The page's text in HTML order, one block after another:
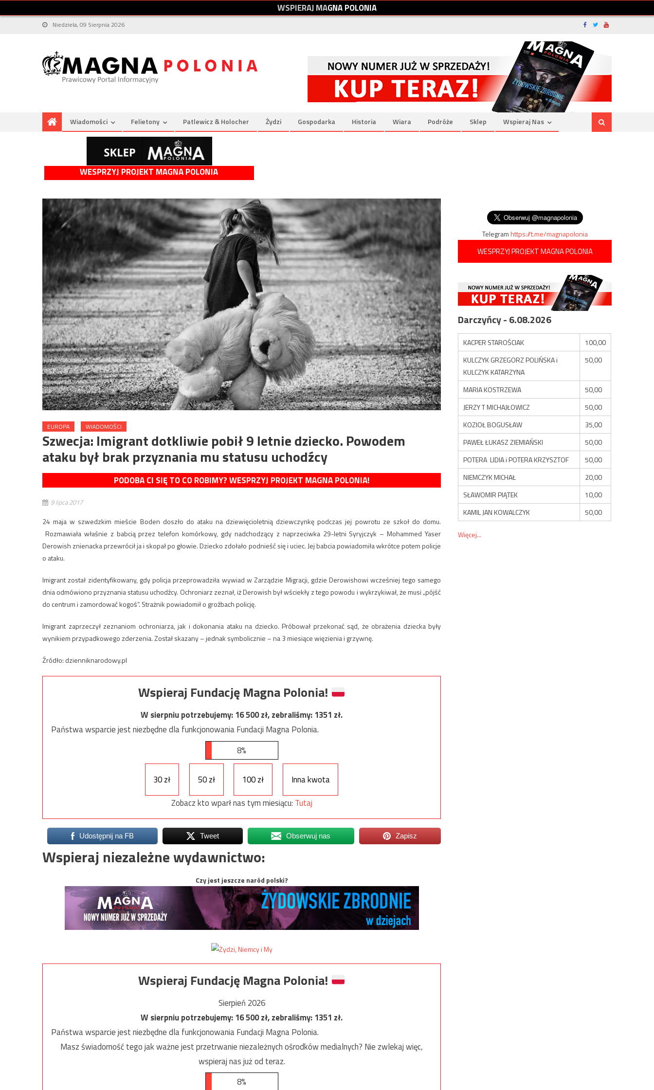
WSPIERAJMAGNAPOLONIA
Niedziela, 09 Sierpnia 2026
Wiadomości Felietony Patlewicz & Holocher Żydzi Gospodarka Historia Wiara Podróże Sklep Wspieraj Nas
WESPRZYJ PROJEKT MAGNA POLONIA
EUROPA WIADOMOŚCI
Szwecja: Imigrant dotkliwie pobił 9 letnie dziecko. Powodem
ataku był brak przyznania mu statusu uchodźcy
PODOBA CI SIĘ TO CO ROBIMY? WESPRZYJ PROJEKT MAGNA POLONIA!
9 lipca 2017
24 maja w szwedzkim mieście Boden doszło do ataku na dziewięcioletnią dziewczynkę podczas jej powrotu ze szkoł do domu.
Rozmawiała właśnie z babcią przez telefon komórkowy, gdy nadchodzący z naprzeciwka 29-letni Syryjczyk – Mohammed Yaser
Derowish znienacka przewrócił ja i skopał po głowie. Dziecko zdołało podnieść się i uciec. Jej babcia powiadomiła wkrótce potem policje
o ataku.
Imigrant został zidentyfikowany, gdy policja przeprowadziła wywiad w Zarządzie Migracji, gdzie Derowishowi wcześniej tego samego
dnia odmówiono przyznania statusu uchodźcy. Ochroniarz zeznał, iż Derowish był wściekły z tego powodu i wykrzykiwał, że musi „pójść
do centrum i zamordować kogoś”. Strażnik powiadomił o groźbach policję.
Imigrant zaprzeczył zeznaniom ochroniarza, jak i dokonania ataku na dziecko. Próbował przekonać sąd, że obrażenia dziecka były
wynikiem przypadkowego zderzenia. Został skazany – jednak symbolicznie – na 3 miesiące więzienia i grzywnę.
Źródło: dzienniknarodowy.pl
Wspieraj Fundację Magna Polonia!
W sierpniu potrzebujemy:16 500zł, zebraliśmy:1351 zł.
Państwa wsparcie jest niezbędne dla funkcjonowania Fundacji Magna Polonia.
8%
30 zł 50 zł 100 zł
Inna kwota
Zobacz kto wparł nas tym miesiącu: Tutaj
Udostępnij na FB Tweet Obserwuj nas Zapisz
Wspieraj niezależne wydawnictwo:
Czy jest jeszcze naród polski?
Wspieraj Fundację Magna Polonia!
Sierpień 2026
W sierpniu potrzebujemy:16 500zł, zebraliśmy:1351 zł.
Państwa wsparcie jest niezbędne dla funkcjonowania Fundacji Magna Polonia.
Masz świadomość tego jak ważne jest przetrwanie niezależnych ośrodków medialnych? Nie zwlekaj więc,
wspieraj nas już od teraz.
8%
Telegramhttps://t.me/magnapolonia
WESPRZYJ PROJEKT MAGNA POLONIA
Darczyńcy - 6.08.2026
KACPER STAROŚCIAK
100,00
KULCZYK GRZEGORZ POLIŃSKA i
KULCZYK KATARZYNA
50,00
MARIA KOSTRZEWA
50,00
JERZY T MICHAJŁOWICZ
50,00
KOZIOŁ BOGUSŁAW
35,00
PAWEŁ ŁUKASZ ZIEMIAŃSKI
50,00
POTERA LIDIA i POTERA KRZYSZTOF
50,00
NIEMCZYK MICHAŁ
20,00
SŁAWOMIR PIĄTEK
10,00
KAMIL JAN KOWALCZYK
50,00
Więcej...